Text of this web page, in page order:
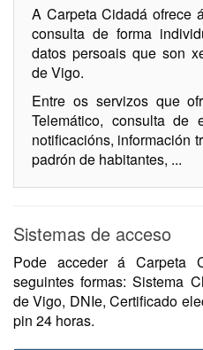
A Carpeta Cidadá ofrece
consulta de forma
datos persoais que son
de Vigo.
Entre os servizos que
Telemático, consulta de
notificacións, información
padrón de habitantes, ...
Sistemas de acceso
Pode acceder á Carpeta
seguintes formas: Sistema
de Vigo, DNIe, Certificado
pin 24 horas.